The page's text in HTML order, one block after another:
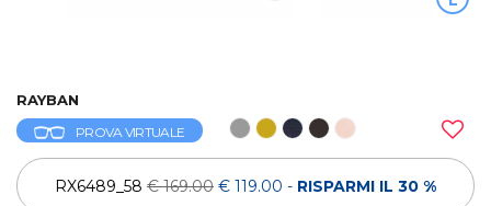
RAYBAN
PROVA VIRTUALE
RX6489_58 € 169.00 € 119.00 - RISPARMI IL 30 %